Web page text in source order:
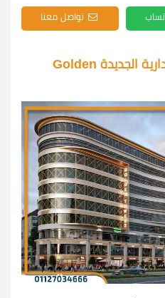
تواصل معنا
7- جولدن تاور العاصمة الإدارية الجديدة Golden